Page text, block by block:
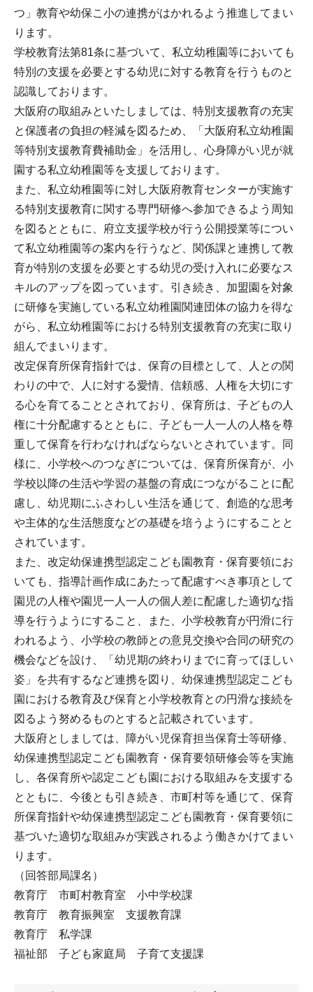
つ」教育や幼保こ小の連携がはかれるよう推進してまい
ります。
学校教育法第81条に基づいて、私立幼稚園等においても
特別の支援を必要とする幼児に対する教育を行うものと
認識しております。
大阪府の取組みといたしましては、特別支援教育の充実
と保護者の負担の軽減を図るため、「大阪府私立幼稚園
等特別支援教育費補助金」を活用し、心身障がい児が就
園する私立幼稚園等を支援しております。
また、私立幼稚園等に対し大阪府教育センターが実施す
る特別支援教育に関する専門研修へ参加できるよう周知
を図るとともに、府立支援学校が行う公開授業等につい
て私立幼稚園等の案内を行うなど、関係課と連携して教
育が特別の支援を必要とする幼児の受け入れに必要なス
キルのアップを図っています。引き続き、加盟園を対象
に研修を実施している私立幼稚園関連団体の協力を得な
がら、私立幼稚園等における特別支援教育の充実に取り
組んでまいります。
改定保育所保育指針では、保育の目標として、人との関
わりの中で、人に対する愛情、信頼感、人権を大切にす
る心を育てることとされており、保育所は、子どもの人
権に十分配慮するとともに、子ども一人一人の人格を尊
重して保育を行わなければならないとされています。同
様に、小学校へのつなぎについては、保育所保育が、小
学校以降の生活や学習の基盤の育成につながることに配
慮し、幼児期にふさわしい生活を通じて、創造的な思考
や主体的な生活態度などの基礎を培うようにすることと
されています。
また、改定幼保連携型認定こども園教育・保育要領にお
いても、指導計画作成にあたって配慮すべき事項として
園児の人権や園児一人一人の個人差に配慮した適切な指
導を行うようにすること、また、小学校教育が円滑に行
われるよう、小学校の教師との意見交換や合同の研究の
機会などを設け、「幼児期の終わりまでに育ってほしい
姿」を共有するなど連携を図り、幼保連携型認定こども
園における教育及び保育と小学校教育との円滑な接続を
図るよう努めるものとすると記載されています。
大阪府としましては、障がい児保育担当保育士等研修、
幼保連携型認定こども園教育・保育要領研修会等を実施
し、各保育所や認定こども園における取組みを支援する
とともに、今後とも引き続き、市町村等を通じて、保育
所保育指針や幼保連携型認定こども園教育・保育要領に
基づいた適切な取組みが実践されるよう働きかけてまい
ります。
（回答部局課名）
教育庁 市町村教育室 小中学校課
教育庁 教育振興室 支援教育課
教育庁 私学課
福祉部 子ども家庭局 子育て支援課